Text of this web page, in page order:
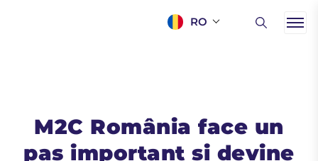
RO
M2C România face un
pas important și devine